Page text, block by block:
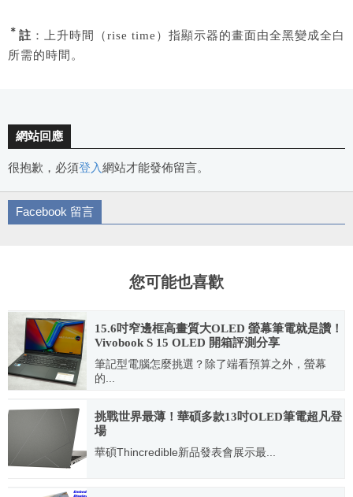
＊ 註 ：上升時間（rise time）指顯示器的畫面由全黑變成全白
所需的時間。
網站回應
很抱歉，必須登入網站才能發佈留言。
Facebook 留言
您可能也喜歡
15.6吋窄邊框高畫質大OLED 螢幕筆電就是讚！
Vivobook S 15 OLED 開箱評測分享
筆記型電腦怎麼挑選？除了端看預算之外，螢幕
的...
挑戰世界最薄！華碩多款13吋OLED筆電超凡登
場
華碩Thincredible新品發表會展示最...
2023.04.24